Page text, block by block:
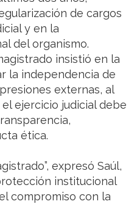
de cargos
y en la
del organismo.
insistió en la
la independencia de
externas, al
ejercicio judicial debe
ética.
expresó Saúl,
institucional
compromiso con la